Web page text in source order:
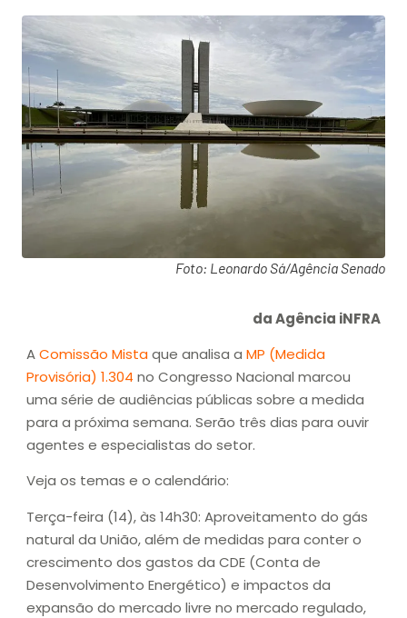
Foto: Leonardo Sá/Agência Senado
da Agência iNFRA
AComissão Mistaque analisa a MP (Medida
Provisória) 1.304 no Congresso Nacional marcou
uma série de audiências públicas sobre a medida
para a próxima semana. Serão três dias para ouvir
agentes e especialistas do setor.
Veja os temas e o calendário:
Terça-feira (14), às 14h30: Aproveitamento do gás
natural da União, além de medidas para conter o
crescimento dos gastos da CDE (Conta de
Desenvolvimento Energético) e impactos da
expansão do mercado livre no mercado regulado,